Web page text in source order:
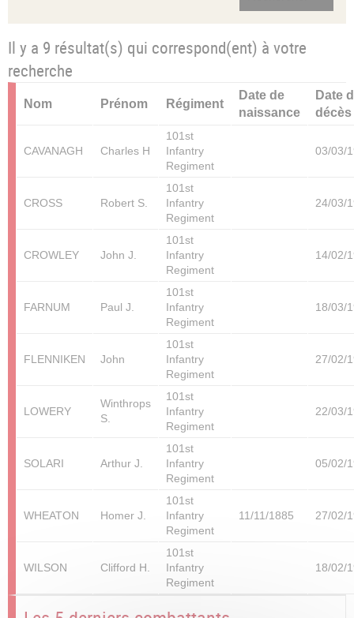
Il y a 9 résultat(s) qui correspond(ent) à votre
recherche
Nom Prénom Régiment
Date de
naissance
Date
décès
CAVANAGH Charles H
101st
Infantry
Regiment
03/03/
CROSS Robert S.
101st
Infantry
Regiment
24/03/
CROWLEY John J.
101st
Infantry
Regiment
14/02/
FARNUM Paul J.
101st
Infantry
Regiment
18/03/
FLENNIKEN John
101st
Infantry
Regiment
27/02/
LOWERY
Winthrops
S.
101st
Infantry
Regiment
22/03/
SOLARI Arthur J.
101st
Infantry
Regiment
05/02/
WHEATON Homer J.
101st
Infantry
Regiment
11/11/1885 27/02/
WILSON Clifford H.
101st
Infantry
Regiment
18/02/